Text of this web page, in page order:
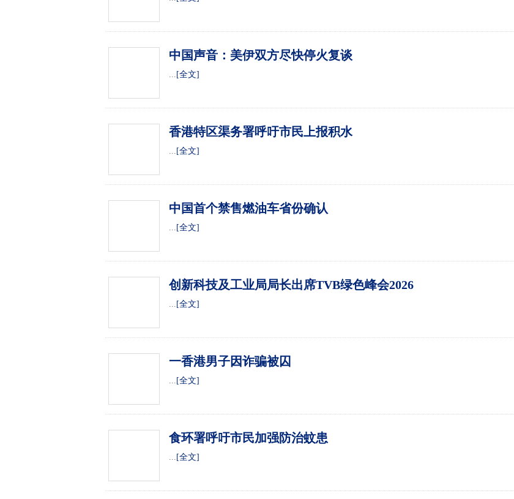
中国声音：美伊双方尽快停火复谈
... [全文]
香港特区渠务署呼吁市民上报积水
... [全文]
中国首个禁售燃油车省份确认
... [全文]
创新科技及工业局局长出席TVB绿色峰会2026
... [全文]
一香港男子因诈骗被囚
... [全文]
食环署呼吁市民加强防治蚊患
... [全文]